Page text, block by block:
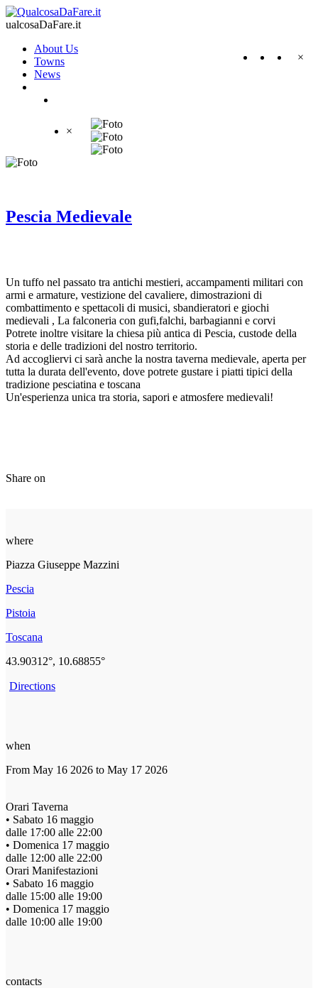
ualcosaDaFare.it
×
About Us
Towns
News
×
Pescia Medievale
Un tuffo nel passato tra antichi mestieri, accampamenti militari con
armi e armature, vestizione del cavaliere, dimostrazioni di
combattimento e spettacoli di musici, sbandieratori e giochi
medievali , La falconeria con gufi,falchi, barbagianni e corvi
Potrete inoltre visitare la chiesa più antica di Pescia, custode della
storia e delle tradizioni del nostro territorio.
Ad accogliervi ci sarà anche la nostra taverna medievale, aperta per
tutta la durata dell'evento, dove potrete gustare i piatti tipici della
tradizione pesciatina e toscana
Un'esperienza unica tra storia, sapori e atmosfere medievali!
Share on
where
Piazza Giuseppe Mazzini
Pescia
Pistoia
Toscana
43.90312°, 10.68855°
Directions
when
From May 16 2026 to May 17 2026
Orari Taverna
• Sabato 16 maggio
dalle 17:00 alle 22:00
• Domenica 17 maggio
dalle 12:00 alle 22:00
Orari Manifestazioni
• Sabato 16 maggio
dalle 15:00 alle 19:00
• Domenica 17 maggio
dalle 10:00 alle 19:00
contacts